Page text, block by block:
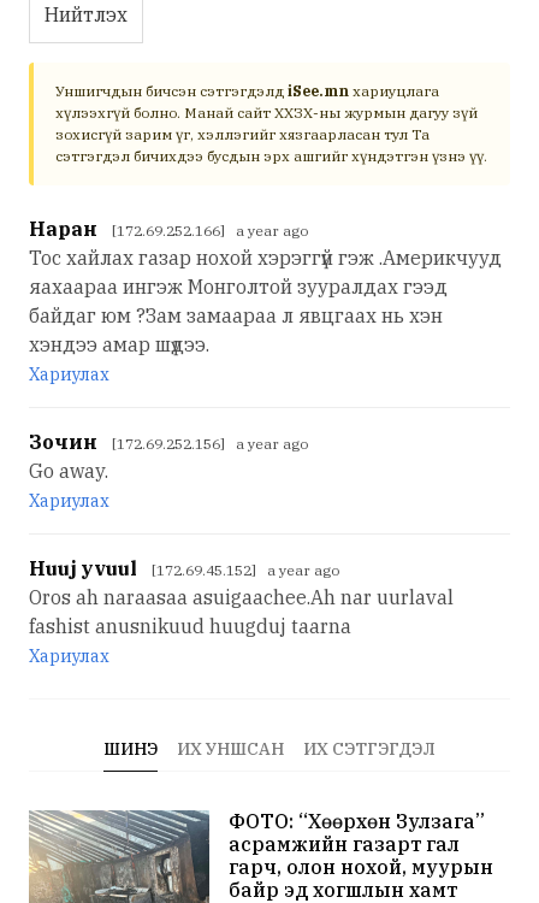
Нийтлэх
Уншигчдын бичсэн сэтгэгдэлд iSee.mn хариуцлага
хүлээхгүй болно. Манай сайт ХХЗХ-ны журмын дагуу зүй
зохисгүй зарим үг, хэллэгийг хязгаарласан тул Та
сэтгэгдэл бичихдээ бусдын эрх ашгийг хүндэтгэн үзнэ үү.
Наран [172.69.252.166] a year ago
Тос хайлах газар нохой хэрэггүй гэж .Америкчууд
яахаараа ингэж Монголтой зууралдах гээд
байдаг юм ?Зам замаараа л явцгаах нь хэн
хэндээ амар шүдээ.
Хариулах
Зочин [172.69.252.156] a year ago
Go away.
Хариулах
Huuj yvuul [172.69.45.152] a year ago
Oros ah naraasaa asuigaachee.Ah nar uurlaval
fashist anusnikuud huugduj taarna
Хариулах
ШИНЭ ИХ УНШСАН ИХ СЭТГЭГДЭЛ
ФОТО: “Хөөрхөн Зулзага”
асрамжийн газарт гал
гарч, олон нохой, муурын
байр эд хогшлын хамт